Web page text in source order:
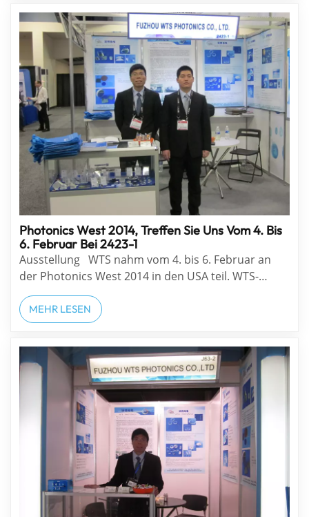
gekommen sin...
Photonics West 2014, Treffen Sie Uns Vom 4. Bis
6. Februar Bei 2423-1
Ausstellung WTS nahm vom 4. bis 6. Februar an
der Photonics West 2014 in den USA teil. WTS-
Stand: 2423-1. Die SPIE Photonics West 2014
fand vom 4. bis 6. Februar 2018 in San Francisco,
USA, statt. In diesem Jahr verzeichnete sie einen
MEHR LESEN